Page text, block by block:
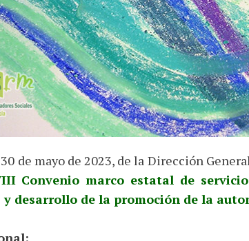
de mayo de 2023, de la Dirección
Convenio marco estatal de
y desarrollo de la promoción de la